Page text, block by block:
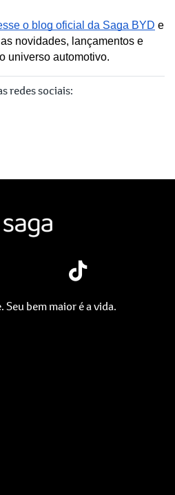
o blog oficial da Saga BYD e
novidades, lançamentos e
universo automotivo.
redes sociais:
Seu bem maior é a vida.